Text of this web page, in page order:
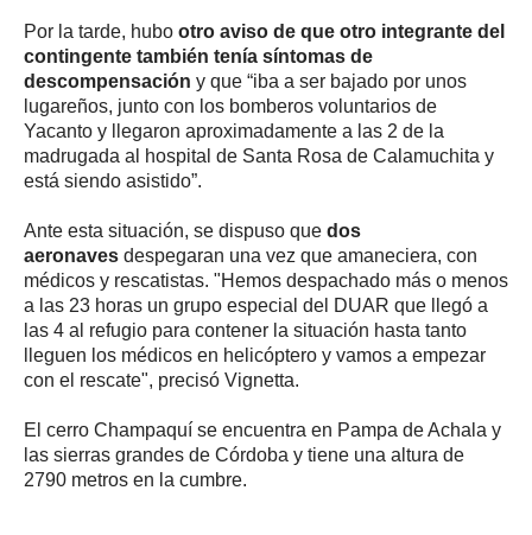
Por la tarde, hubo otro aviso de que otro integrante del
contingente también tenía síntomas de
descompensación y que “iba a ser bajado por unos
lugareños, junto con los bomberos voluntarios de
Yacanto y llegaron aproximadamente a las 2 de la
madrugada al hospital de Santa Rosa de Calamuchita y
está siendo asistido”.
Ante esta situación, se dispuso que dos
aeronaves despegaran una vez que amaneciera, con
médicos y rescatistas. "Hemos despachado más o menos
a las 23 horas un grupo especial del DUAR que llegó a
las 4 al refugio para contener la situación hasta tanto
lleguen los médicos en helicóptero y vamos a empezar
con el rescate", precisó Vignetta.
El cerro Champaquí se encuentra en Pampa de Achala y
las sierras grandes de Córdoba y tiene una altura de
2790 metros en la cumbre.